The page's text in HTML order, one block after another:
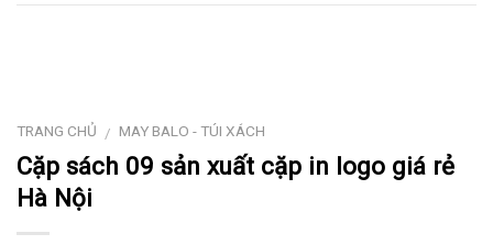
TRANG CHỦ / MAY BALO - TÚI XÁCH
Cặp sách 09 sản xuất cặp in logo giá rẻ
Hà Nội